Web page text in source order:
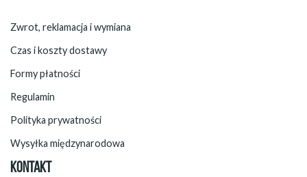
Zwrot, reklamacja i wymiana
Czas i koszty dostawy
Formy płatności
Regulamin
Polityka prywatności
Wysyłka międzynarodowa
KONTAKT